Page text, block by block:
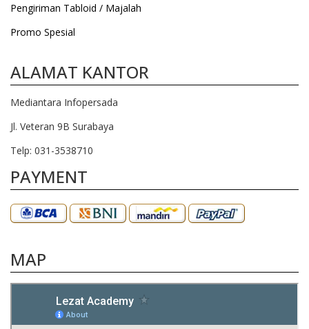
Pengiriman Tabloid / Majalah
Promo Spesial
ALAMAT KANTOR
Mediantara Infopersada
Jl. Veteran 9B Surabaya
Telp: 031-3538710
PAYMENT
MAP